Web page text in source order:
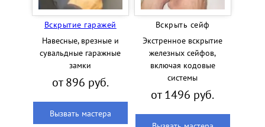
Вскрытие гаражей
Навесные, врезные и
сувальдные гаражные
замки
от 896 руб.
Вызвать мастера
Вскрыть сейф
Экстренное вскрытие
железных сейфов,
включая кодовые
системы
от 1496 руб.